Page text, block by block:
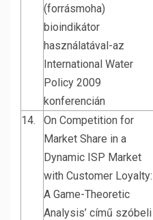
(forrásmoha)
bioindikátor
használatával-az
International Water
Policy 2009
konferencián
14.
On Competition for
Market Share in a
Dynamic ISP Market
with Customer Loyalty:
A Game-Theoretic
Analysis’ című szóbeli